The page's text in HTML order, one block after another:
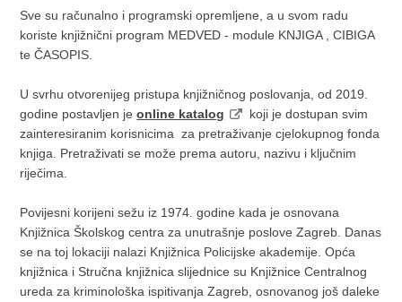
Sve su računalno i programski opremljene, a u svom radu
koriste knjižnični program MEDVED - module KNJIGA , CIBIGA
te ČASOPIS.
U svrhu otvorenijeg pristupa knjižničnog poslovanja, od 2019.
godine postavljen jeonline katalog
koji je dostupan svim
zainteresiranim korisnicima za pretraživanje cjelokupnog fonda
knjiga. Pretraživati se može prema autoru, nazivu i ključnim
riječima.
Povijesni korijeni sežu iz 1974. godine kada je osnovana
Knjižnica Školskog centra za unutrašnje poslove Zagreb. Danas
se na toj lokaciji nalazi Knjižnica Policijske akademije. Opća
knjižnica i Stručna knjižnica slijednice su Knjižnice Centralnog
ureda za kriminološka ispitivanja Zagreb, osnovanog još daleke